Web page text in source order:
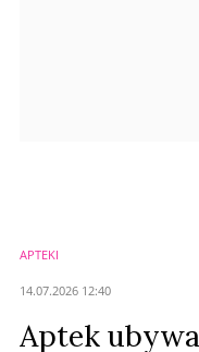
APTEKI
14.07.2026 12:40
Aptek